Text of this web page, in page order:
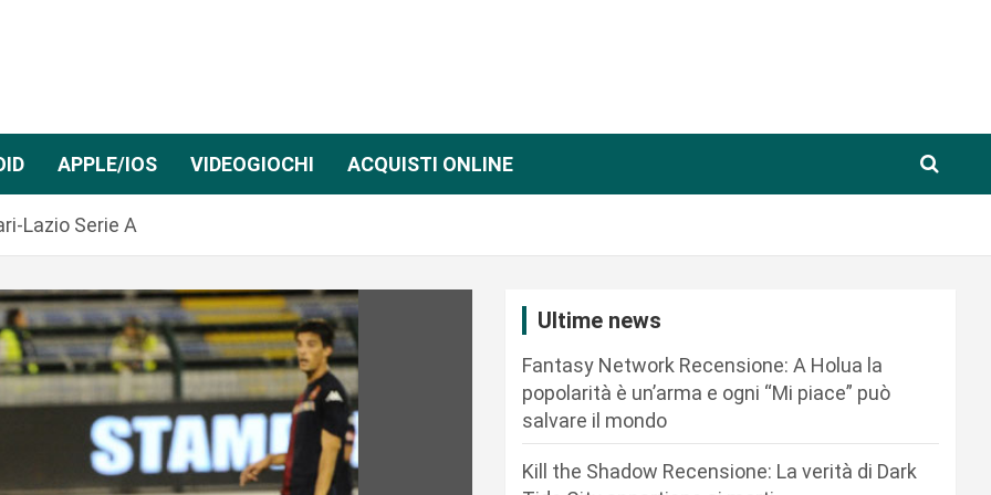
APPLE/IOS VIDEOGIOCHI ACQUISTI ONLINE
Lazio Serie A
Ultime news
Fantasy Network Recensione: A Holua la
popolarità è un’arma e ogni “Mi piace” può
salvare il mondo
Kill the Shadow Recensione: La verità di Dark